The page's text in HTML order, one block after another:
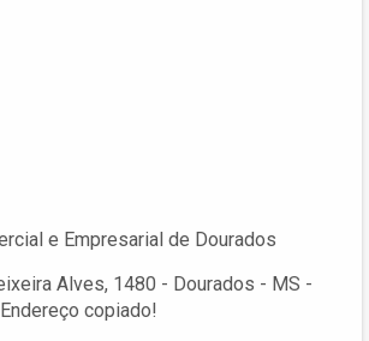
e Empresarial de Dourados
Alves, 1480 - Dourados - MS -
Endereço copiado!